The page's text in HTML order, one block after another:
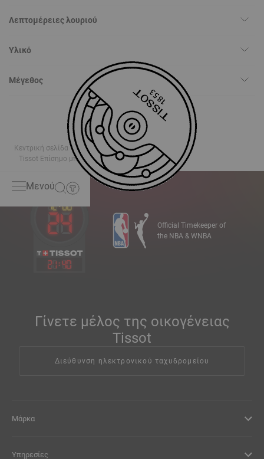
Λεπτομέρειες λουριού
Υλικό
Μέγεθος
Κεντρική σελίδα
ΜΠΡΑΣΕΛΕ
Tissot Επίσημο μπλε Sideral S καουτσούκ λουράκι
Μενού
21:40
Official Timekeeper of
the NBA & WNBA
Γίνετε μέλος της οικογένειας
Tissot
Διεύθυνση ηλεκτρονικού ταχυδρομείου
Μάρκα
Υπηρεσίες